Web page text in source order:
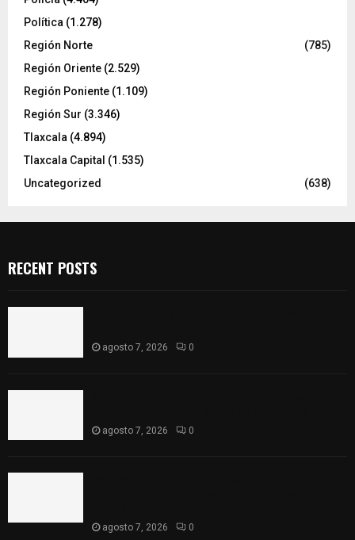
Política (1.278)
Región Norte
(785)
Región Oriente (2.529)
Región Poniente (1.109)
Región Sur (3.346)
Tlaxcala (4.894)
Tlaxcala Capital (1.535)
Uncategorized
(638)
RECENT POSTS
agosto 7, 2026 0
agosto 7, 2026 0
agosto 7, 2026 0